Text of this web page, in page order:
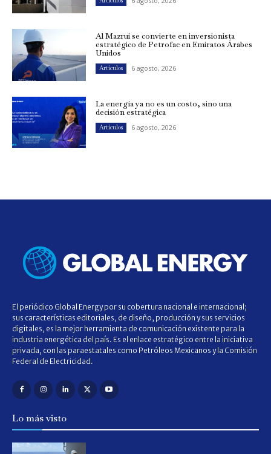
Al Mazrui se convierte en inversionista
estratégico de Petrofac en Emiratos Árabes
Unidos
Artículos 6 agosto, 2026
La energía ya no es un costo, sino una
decisión estratégica
Artículos 6 agosto, 2026
El periódico Global Energy por su cobertura nacional e internacional;
sus características editoriales, de diseño, producción y sus servicios
digitales, es la mejor herramienta de comunicación existente para la
industria energética del país. Es el enlace estratégico entre la iniciativa
privada, con las paraestatales como Petróleos Mexicanos y la Comisión
Federal de Electricidad.
Lo más visto